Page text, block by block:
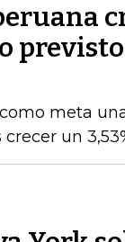
meta
un